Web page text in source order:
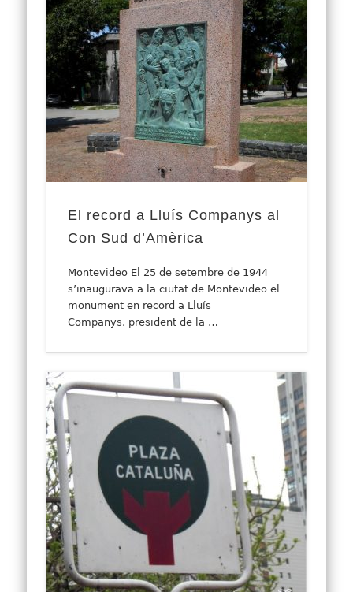
El record a Lluís Companys al
Con Sud d’Amèrica
Montevideo El 25 de setembre de 1944
s’inaugurava a la ciutat de Montevideo el
monument en record a Lluís
Companys, president de la …